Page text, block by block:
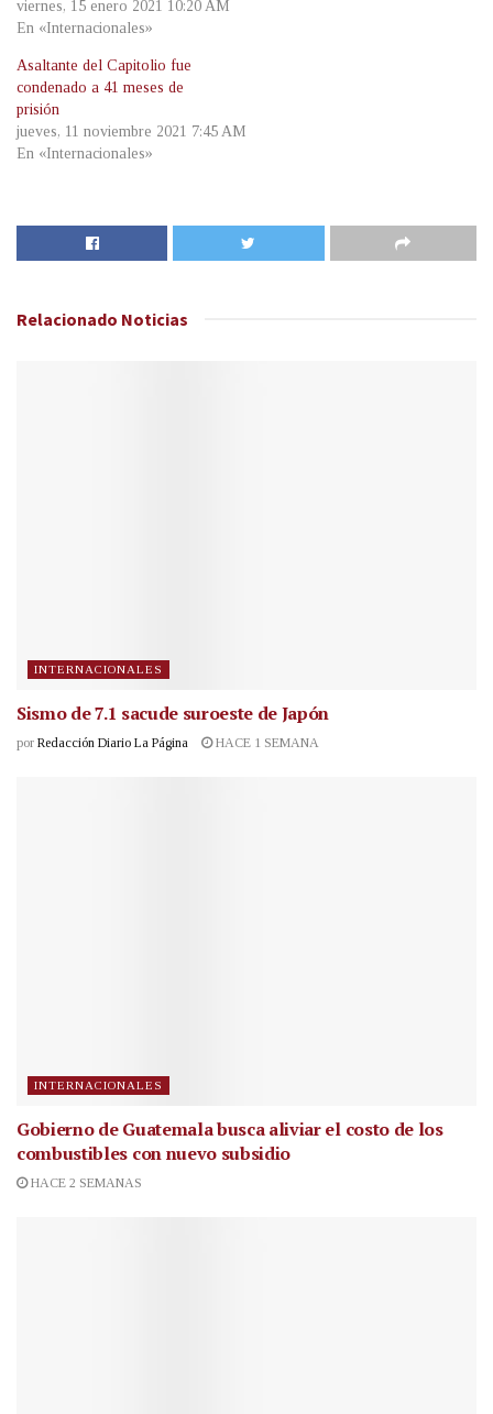
viernes, 15 enero 2021 10:20 AM
En «Internacionales»
Asaltante del Capitolio fue
condenado a 41 meses de
prisión
jueves, 11 noviembre 2021 7:45 AM
En «Internacionales»
Relacionado Noticias
INTERNACIONALES
Sismo de 7.1 sacude suroeste de Japón
por Redacción Diario La Página HACE 1 SEMANA
INTERNACIONALES
Gobierno de Guatemala busca aliviar el costo de los
combustibles con nuevo subsidio
HACE 2 SEMANAS